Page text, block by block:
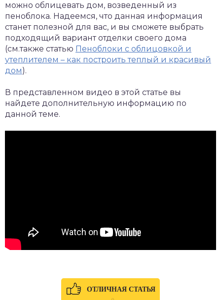
можно облицевать дом, возведенный из
пеноблока. Надеемся, что данная информация
станет полезной для вас, и вы сможете выбрать
подходящий вариант отделки своего дома
(см.также статью Пеноблоки с облицовкой и
утеплителем – как построить теплый и красивый
дом).
В представленном видео в этой статье вы
найдете дополнительную информацию по
данной теме.
ОТЛИЧНАЯ СТАТЬЯ